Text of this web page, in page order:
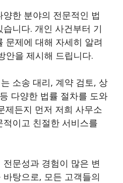
한 분야의 전문적인 법
니다. 개인 사건부터 기
문제에 대해 자세히 알려
안을 제시해 드립니다.
소송 대리, 계약 검토, 상
다양한 법률 절차를 도와
제든지 먼저 저희 사무소
이고 친절한 서비스를
문성과 경험이 많은 변
탕으로, 모든 고객들의